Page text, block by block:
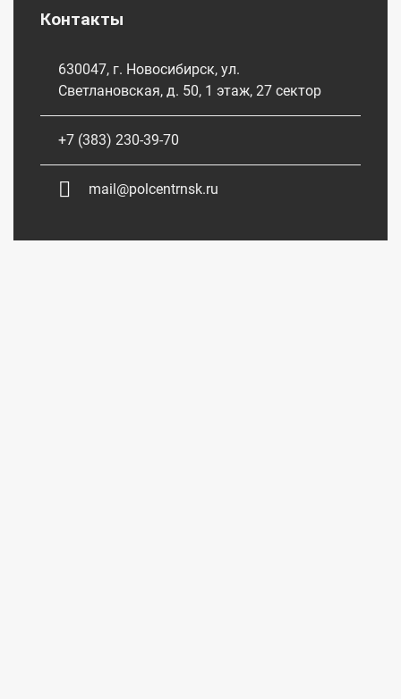
Контакты
630047, г. Новосибирск, ул.
Светлановская, д. 50, 1 этаж, 27 сектор
+7 (383) 230-39-70
mail@polcentrnsk.ru